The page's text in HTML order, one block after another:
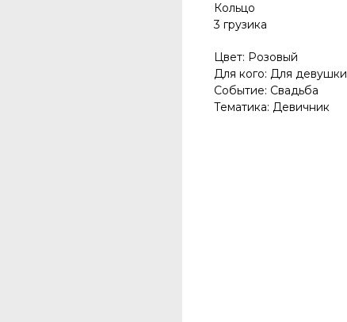
Кольцо
3 грузика
Цвет: Розовый
Для кого: Для девушки
Событие: Свадьба
Тематика: Девичник